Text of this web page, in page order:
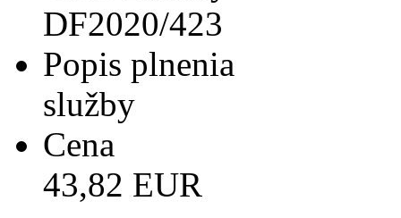
DF2020/423
Popis plnenia
služby
Cena
43,82 EUR